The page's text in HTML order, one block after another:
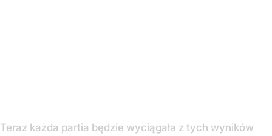
Teraz każda partia będzie wyciągała z tych wyników